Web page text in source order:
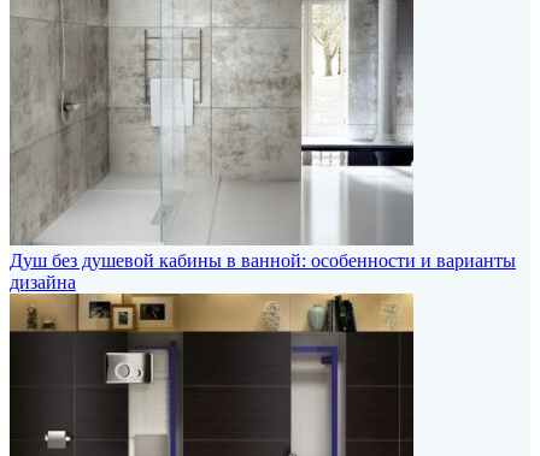
Душ без душевой кабины в ванной: особенности и варианты
дизайна